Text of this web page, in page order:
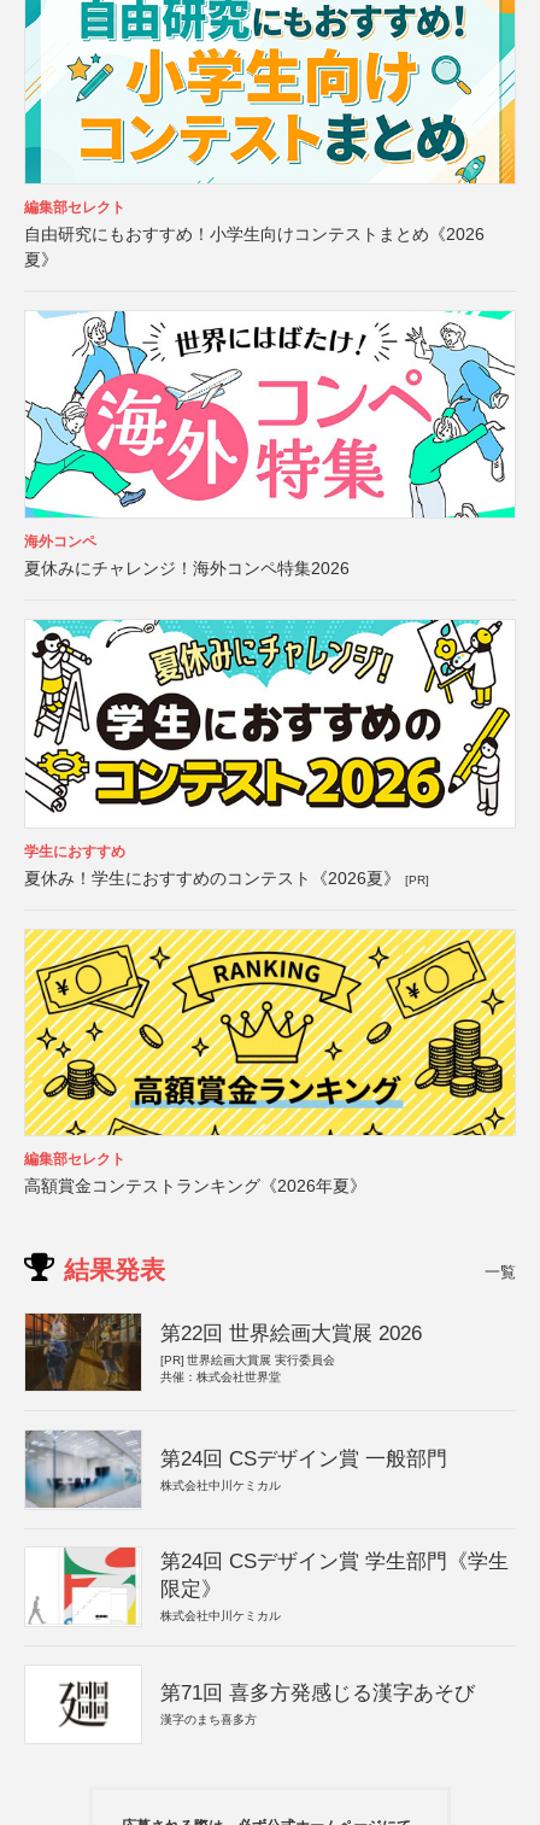
編集部セレクト
自由研究にもおすすめ！小学生向けコンテストまとめ《2026
夏》
海外コンペ
夏休みにチャレンジ！海外コンペ特集2026
学生におすすめ
夏休み！学生におすすめのコンテスト《2026夏》 [PR]
編集部セレクト
高額賞金コンテストランキング《2026年夏》
結果発表 一覧
第22回 世界絵画大賞展 2026
[PR] 世界絵画大賞展 実行委員会
共催：株式会社世界堂
第24回 CSデザイン賞 一般部門
株式会社中川ケミカル
第24回 CSデザイン賞 学生部門《学生
限定》
株式会社中川ケミカル
第71回 喜多方発感じる漢字あそび
漢字のまち喜多方